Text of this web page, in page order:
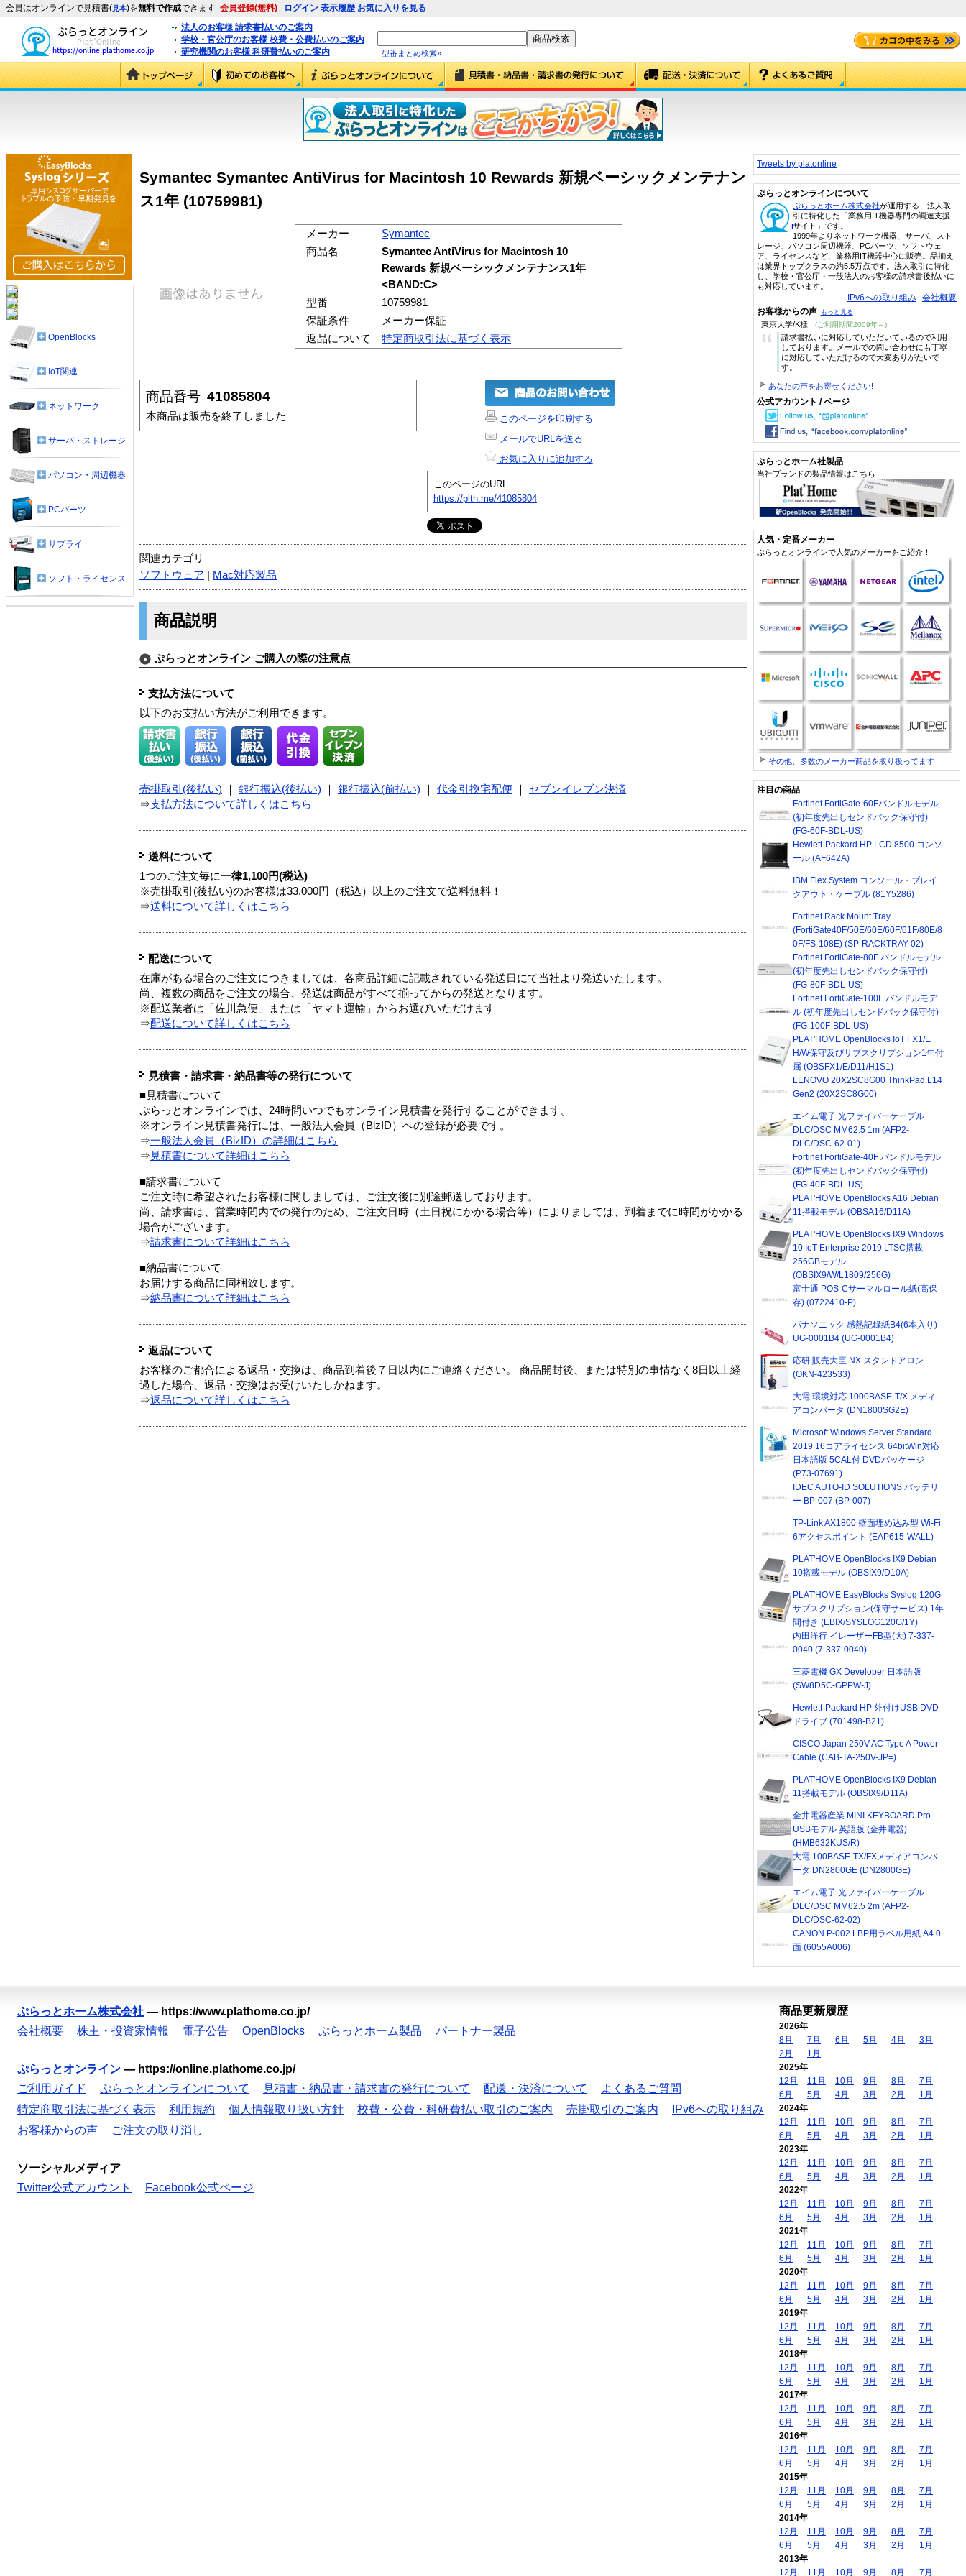
会員はオンラインで見積書(見本)を無料で作成できます 会員登録(無料) ログイン 表示履歴 お気に入りを見る
法人のお客様 請求書払いのご案内
学校・官公庁のお客様 校費・公費払いのご案内
研究機関のお客様 科研費払いのご案内
型番まとめ検索»
Symantec Symantec AntiVirus for Macintosh 10 Rewards 新規ベーシックメンテナン
ス1年 (10759981)
メーカー
Symantec
商品名
Symantec AntiVirus for Macintosh 10
Rewards 新規ベーシックメンテナンス1年
<BAND:C>
型番
10759981
保証条件
メーカー保証
返品について
特定商取引法に基づく表示
商品番号 41085804
本商品は販売を終了しました
このページを印刷する
メールでURLを送る
お気に入りに追加する
このページのURL
https://plth.me/41085804
関連カテゴリ
ソフトウェア
Mac対応製品
商品説明
ぷらっとオンライン ご購入の際の注意点
支払方法について
以下のお支払い方法がご利用できます。
売掛取引(後払い) 銀行振込(後払い) 銀行振込(前払い) 代金引換宅配便
セブンイレブン決済
⇒支払方法について詳しくはこちら
送料について
1つのご注文毎に一律1,100円(税込)
※売掛取引(後払い)のお客様は33,000円（税込）以上のご注文で送料無料！
⇒送料について詳しくはこちら
配送について
在庫がある場合のご注文につきましては、各商品詳細に記載されている発送日にて当社より発送いたします。
尚、複数の商品をご注文の場合、発送は商品がすべて揃ってからの発送となります。
※配送業者は「佐川急便」または「ヤマト運輸」からお選びいただけます
⇒配送について詳しくはこちら
見積書・請求書・納品書等の発行について
■見積書について
ぷらっとオンラインでは、24時間いつでもオンライン見積書を発行することができます。
※オンライン見積書発行には、一般法人会員（BizID）への登録が必要です。
⇒一般法人会員（BizID）の詳細はこちら
⇒ 見積書について詳細はこちら
■請求書について
ご注文時に希望されたお客様に関しましては、ご注文後に別途郵送しております。
尚、請求書は、営業時間内での発行のため、ご注文日時（土日祝にかかる場合等）によりましては、到着までに時間がかかる
場合がございます。
⇒請求書について詳細はこちら
■納品書について
お届けする商品に同梱致します。
⇒納品書について詳細はこちら
返品について
お客様のご都合による返品・交換は、商品到着後７日以内にご連絡ください。 商品開封後、または特別の事情なく8日以上経
過した場合、返品・交換はお受けいたしかねます。
⇒返品について詳しくはこちら
OpenBlocks
IoT関連
ネットワーク
サーバ・ストレージ
パソコン・周辺機器
PCパーツ
サプライ
ソフト・ライセンス
Tweets by platonline
ぷらっとオンラインについて
ぷらっとホーム株式会社が運用する、法人取
引に特化した「業務用IT機器専門の調達支援
サイト」です。
1999年よりネットワーク機器、サーバ、スト
レージ、パソコン周辺機器、PCパーツ、ソフトウェ
ア、ライセンスなど、業務用IT機器中心に販売。品揃え
は業界トップクラスの約5.5万点です。法人取引に特化
し、学校・官公庁・一般法人のお客様の請求書後払いに
も対応しています。
IPv6への取り組み 会社概要
お客様からの声 もっと見る
東京大学/K様 (ご利用期間2009年～)
“
請求書払いに対応していただいているので利用
しております。メールでの問い合わせにも丁寧
に対応していただけるので大変ありがたいで
す。
あなたの声をお寄せください!
公式アカウント / ページ
ぷらっとホーム社製品
当社ブランドの製品情報はこちら
人気・定番メーカー
ぷらっとオンラインで人気のメーカーをご紹介！
その他、多数のメーカー商品を取り扱ってます
注目の商品
Fortinet FortiGate-60Fバンドルモデル
(初年度先出しセンドバック保守付)
(FG-60F-BDL-US)
Hewlett-Packard HP LCD 8500 コンソ
ール (AF642A)
IBM Flex System コンソール・ブレイ
クアウト・ケーブル (81Y5286)
Fortinet Rack Mount Tray
(FortiGate40F/50E/60E/60F/61F/80E/8
0F/FS-108E) (SP-RACKTRAY-02)
Fortinet FortiGate-80F バンドルモデル
(初年度先出しセンドバック保守付)
(FG-80F-BDL-US)
Fortinet FortiGate-100F バンドルモデ
ル (初年度先出しセンドバック保守付)
(FG-100F-BDL-US)
PLAT'HOME OpenBlocks IoT FX1/E
H/W保守及びサブスクリプション1年付
属 (OBSFX1/E/D11/H1S1)
LENOVO 20X2SC8G00 ThinkPad L14
Gen2 (20X2SC8G00)
エイム電子 光ファイバーケーブル
DLC/DSC MM62.5 1m (AFP2-
DLC/DSC-62-01)
Fortinet FortiGate-40F バンドルモデル
(初年度先出しセンドバック保守付)
(FG-40F-BDL-US)
PLAT'HOME OpenBlocks A16 Debian
11搭載モデル (OBSA16/D11A)
PLAT'HOME OpenBlocks IX9 Windows
10 IoT Enterprise 2019 LTSC搭載
256GBモデル
(OBSIX9/W/L1809/256G)
富士通 POS-Cサーマルロール紙(高保
存) (0722410-P)
パナソニック 感熱記録紙B4(6本入り)
UG-0001B4 (UG-0001B4)
応研 販売大臣 NX スタンドアロン
(OKN-423533)
大電 環境対応 1000BASE-T/X メディ
アコンバータ (DN1800SG2E)
Microsoft Windows Server Standard
2019 16コアライセンス 64bitWin対応
日本語版 5CAL付 DVDパッケージ
(P73-07691)
IDEC AUTO-ID SOLUTIONS バッテリ
ー BP-007 (BP-007)
TP-Link AX1800 壁面埋め込み型 Wi-Fi
6アクセスポイント (EAP615-WALL)
PLAT'HOME OpenBlocks IX9 Debian
10搭載モデル (OBSIX9/D10A)
PLAT'HOME EasyBlocks Syslog 120G
サブスクリプション(保守サービス) 1年
間付き (EBIX/SYSLOG120G/1Y)
内田洋行 イレーザーFB型(大) 7-337-
0040 (7-337-0040)
三菱電機 GX Developer 日本語版
(SW8D5C-GPPW-J)
Hewlett-Packard HP 外付けUSB DVD
ドライブ (701498-B21)
CISCO Japan 250V AC Type A Power
Cable (CAB-TA-250V-JP=)
PLAT'HOME OpenBlocks IX9 Debian
11搭載モデル (OBSIX9/D11A)
金井電器産業 MINI KEYBOARD Pro
USBモデル 英語版 (金井電器)
(HMB632KUS/R)
大電 100BASE-TX/FXメディアコンバ
ータ DN2800GE (DN2800GE)
エイム電子 光ファイバーケーブル
DLC/DSC MM62.5 2m (AFP2-
DLC/DSC-62-02)
CANON P-002 LBP用ラベル用紙 A4 0
面 (6055A006)
ぷらっとホーム株式会社 — https://www.plathome.co.jp/
会社概要
株主・投資家情報 電子公告 OpenBlocks ぷらっとホーム製品 パートナー製品
ぷらっとオンライン — https://online.plathome.co.jp/
ご利用ガイド
ぷらっとオンラインについて 見積書・納品書・請求書の発行について 配送・決済について
よくあるご質問
特定商取引法に基づく表示
利用規約 個人情報取り扱い方針 校費・公費・科研費払い取引のご案内 売掛取引のご案内
IPv6への取り組み
お客様からの声
ご注文の取り消し
ソーシャルメディア
Twitter公式アカウント
Facebook公式ページ
商品更新履歴
2026年
8月
7月 6月 5月 4月
3月
2月
1月
2025年
12月
11月 10月 9月 8月
7月
6月
5月 4月 3月 2月
1月
2024年
12月
11月 10月 9月 8月
7月
6月
5月 4月 3月 2月
1月
2023年
12月
11月 10月 9月 8月
7月
6月
5月 4月 3月 2月
1月
2022年
12月
11月 10月 9月 8月
7月
6月
5月 4月 3月 2月
1月
2021年
12月
11月 10月 9月 8月
7月
6月
5月 4月 3月 2月
1月
2020年
12月
11月 10月 9月 8月
7月
6月
5月 4月 3月 2月
1月
2019年
12月
11月 10月 9月 8月
7月
6月
5月 4月 3月 2月
1月
2018年
12月
11月 10月 9月 8月
7月
6月
5月 4月 3月 2月
1月
2017年
12月
11月 10月 9月 8月
7月
6月
5月 4月 3月 2月
1月
2016年
12月
11月 10月 9月 8月
7月
6月
5月 4月 3月 2月
1月
2015年
12月
11月 10月 9月 8月
7月
6月
5月 4月 3月 2月
1月
2014年
12月
11月 10月 9月 8月
7月
6月
5月 4月 3月 2月
1月
2013年
12月
11月 10月 9月 8月 7月